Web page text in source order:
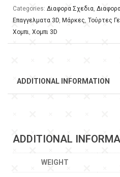
Categories: Διαφορα Σχεδια,
Επαγγελματα 3D, Μάρκες, Τούρτες
Χομπι, Χομπι 3D
ADDITIONAL INFORMATION
ADDITIONAL
WEIGHT